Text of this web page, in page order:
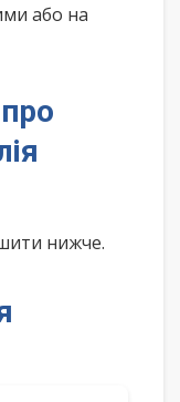
або на
нижче.